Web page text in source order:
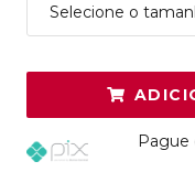
Selecione o
Pague